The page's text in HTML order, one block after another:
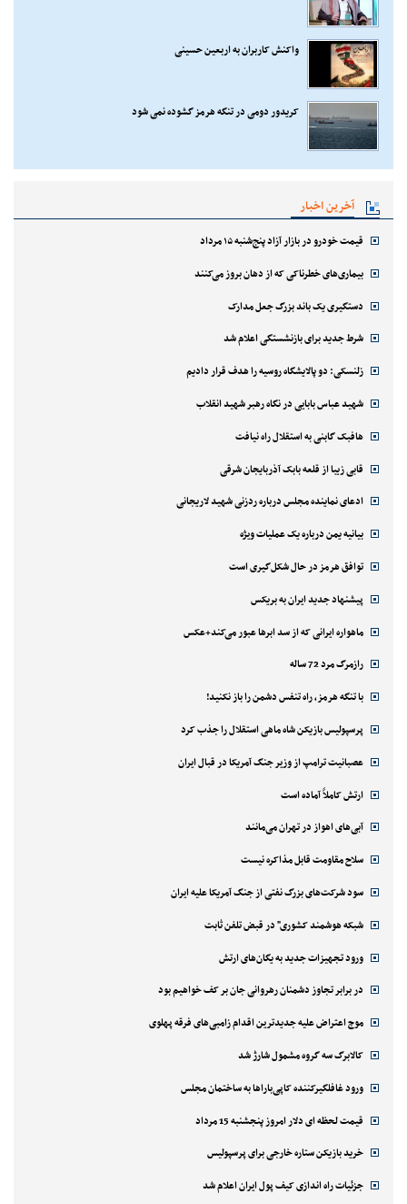
واکنش کاربران به اربعین حسینی
کریدور دومی در تنگه هرمز گشوده نمی شود
آخرین اخبار
قیمت خودرو در بازار آزاد پنج‌شنبه ۱۵ مرداد
بیماری‌های خطرناکی که از دهان بروز می‌کنند
دستگیری یک باند بزرگ جعل مدارک
شرط جدید برای بازنشستگی اعلام شد
زلنسکی: دو پالایشگاه روسیه را هدف قرار دادیم
شهید عباس بابایی در نگاه رهبر شهید انقلاب
هافبک گابنی به استقلال راه نیافت
قابی زیبا از قلعه بابک آذربایجان شرقی
ادعای نماینده مجلس درباره ردزنی شهید لاریجانی
بیانیه یمن درباره یک عملیات ویژه
توافق هرمز در حال شکل‌گیری است
پیشنهاد جدید ایران به بریکس
ماهواره ایرانی که از سد ابرها عبور می‌کند+عکس
رازمرگ مرد 72 ساله
با تنگه هرمز، راه تنفس دشمن را باز نکنید!
پرسپولیس بازیکن شاه ماهی استقلال را جذب کرد
عصبانیت ترامپ از وزیر جنگ آمریکا در قبال ایران
ارتش کاملاً آماده است
آبی‌های اهواز در تهران می‌مانند
سلاح مقاومت قابل مذاکره نیست
سود شرکت‌های بزرگ نفتی از جنگ آمریکا علیه ایران
شبکه هوشمند کشوری" در قبض تلفن ثابت
ورود تجهیزات جدید به یگان‌های ارتش
در برابر تجاوز دشمنان رهروانی جان بر کف خواهیم بود
موج اعتراض علیه جدیدترین اقدام زامبی‌های فرقه پهلوی
کالابرگ سه گروه مشمول شارژ شد
ورود غافلگیرکننده کاپی‌باراها به ساختمان مجلس
قیمت لحظه ای دلار امروز پنجشنبه 15 مرداد
خرید بازیکن ستاره خارجی برای پرسپولیس
جزئیات راه اندازی کیف پول ایران اعلام شد